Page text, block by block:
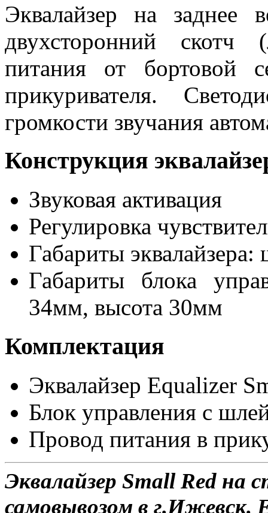
Эквалайзер на заднее
двухсторонний скотч
питания от бортовой
прикуривателя.
громкости звучания
Конструкция
Звуковая активация
Регулировка
Габариты
Габариты блока
34мм, высота 30мм
Комплектация
Эквалайзер Equalizer
Блок управления c
Провод питания в
Эквалайзер Small Red на
самовывозом в г.Ижевск.